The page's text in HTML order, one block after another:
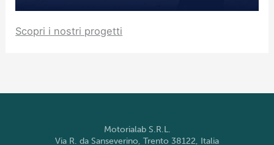
Scopri i nostri progetti
Motorialab S.R.L.
Via R. da Sanseverino, Trento 38122, Italia